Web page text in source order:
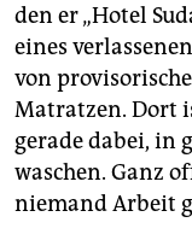
den er „Hotel
eines
von
Matratzen. Dort
gerade dabei, in
waschen. Ganz
niemand Arbeit